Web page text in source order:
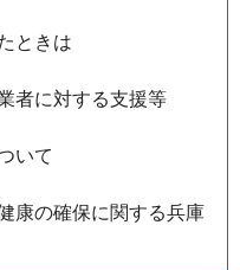
ときは
者に対する支援等
いて
康の確保に関する兵庫